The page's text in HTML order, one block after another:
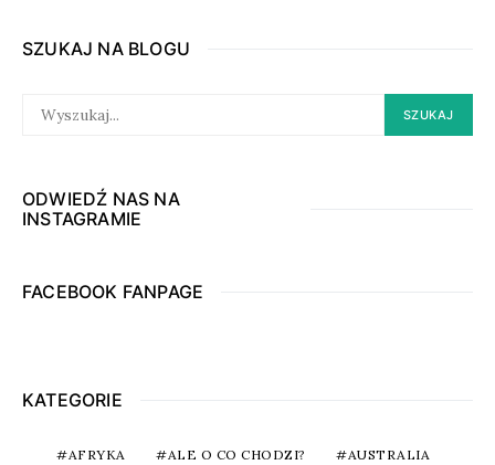
SZUKAJ NA BLOGU
FOR:
SZUKAJ
ODWIEDŹ NAS NA
INSTAGRAMIE
FACEBOOK FANPAGE
KATEGORIE
AFRYKA ALE O CO CHODZI?
AUSTRALIA